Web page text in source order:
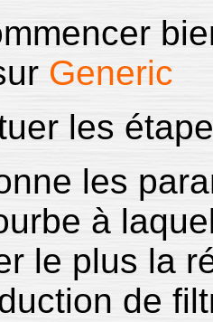
Generic
les
les
à
le plus la
de